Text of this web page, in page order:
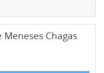
Chagas